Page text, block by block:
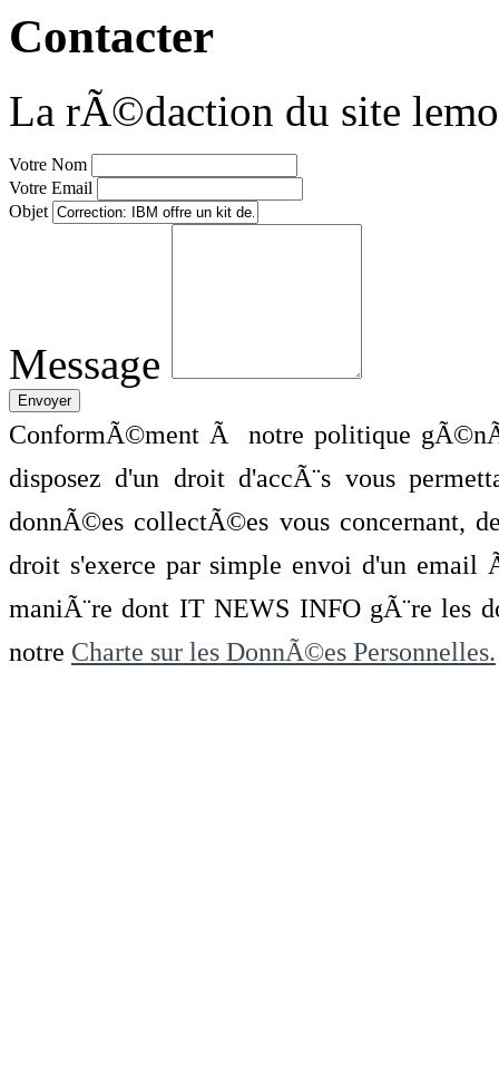
Contacter
La rÃ©daction du site
Votre Nom
Votre Email
Objet
Message
ConformÃ©ment Ã notre politique
disposez d'un droit d'accÃ¨s vous
donnÃ©es collectÃ©es vous concernant,
droit s'exerce par simple envoi d'un
maniÃ¨re dont IT NEWS INFO gÃ¨re les
notre Charte sur les DonnÃ©es Personnelles.